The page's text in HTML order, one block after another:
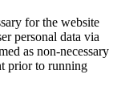
for the website
personal data via
as non-necessary
prior to running